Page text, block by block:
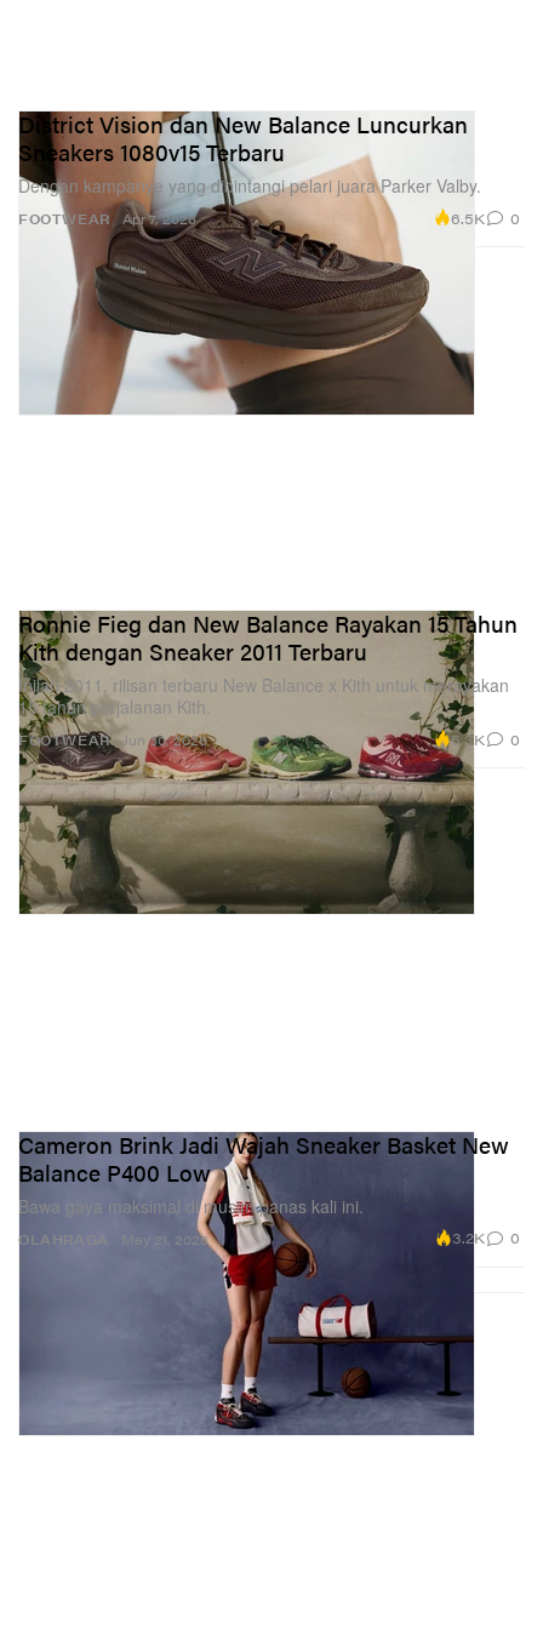
FOOTWEAR
District Vision dan New Balance Luncurkan
Sneakers 1080v15 Terbaru
Dengan kampanye yang dibintangi pelari juara Parker Valby.
Apr 7, 2026 6.5K 0
FOOTWEAR
Ronnie Fieg dan New Balance Rayakan 15 Tahun
Kith dengan Sneaker 2011 Terbaru
Inilah 2011, rilisan terbaru New Balance x Kith untuk merayakan
15 tahun perjalanan Kith.
Jun 30, 2026 5.3K 0
OLAHRAGA
Cameron Brink Jadi Wajah Sneaker Basket New
Balance P400 Low
Bawa gaya maksimal di musim panas kali ini.
May 21, 2026 3.2K 0